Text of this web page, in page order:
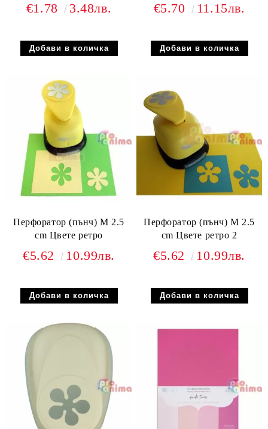
€1.78 3.48лв. €5.70 11.15лв.
Перфоратор (пънч) М 2.5
cm Цвете ретро
€5.62 10.99лв.
Перфоратор (пънч) М 2.5
cm Цвете ретро 2
€5.62 10.99лв.